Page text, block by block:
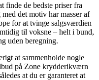
finde de bedste priser fra
det motiv har masser af
for at tvinge salgsværdien
til voksne – helt i bund,
uden beregning.
at sammenholde nogle
på Zone krydderikværn
at du er garanteret at